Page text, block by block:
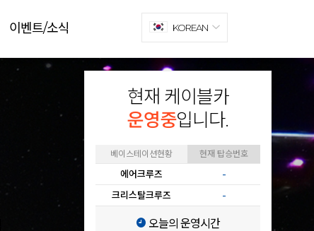
현재 케이블카
운영중입니다.
베이스테이션현황 현재 탑승번호
에어크루즈
-
크리스탈크루즈
-
오늘의 운영시간
이벤트/소식 KOREAN